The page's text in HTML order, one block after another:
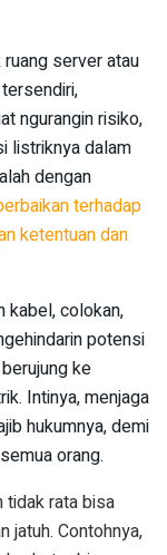
server atau
ngurangin risiko,
listriknya dalam
dengan
terhadap
ketentuan dan
kabel, colokan,
potensi
ke
Intinya, menjaga
hukumnya, demi
orang.
tidak rata bisa
jatuh. Contohnya,